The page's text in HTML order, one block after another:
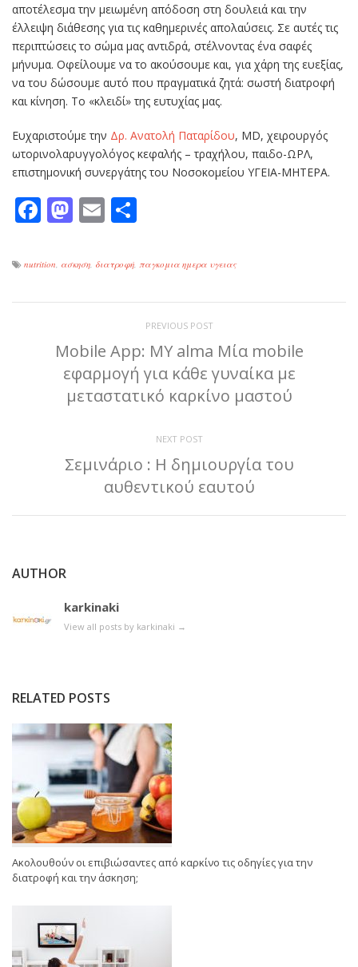
αποτέλεσμα την μειωμένη απόδοση στη δουλειά και την
έλλειψη διάθεσης για τις καθημερινές απολαύσεις. Σε αυτές τις
περιπτώσεις το σώμα μας αντιδρά, στέλνοντας ένα σαφές
μήνυμα. Οφείλουμε να το ακούσουμε και, για χάρη της ευεξίας,
να του δώσουμε αυτό που πραγματικά ζητά: σωστή διατροφή
και κίνηση. Το «κλειδί» της ευτυχίας μας.
Ευχαριστούμε την Δρ. Ανατολή Παταρίδου, MD, χειρουργός
ωτορινολαρυγγολόγος κεφαλής – τραχήλου, παιδο-ΩΡΛ,
επιστημονική συνεργάτης του Νοσοκομείου ΥΓΕΙΑ-ΜΗΤΕΡΑ.
Facebook
Mastodon
Email
nutrition, ασκηση, διατροφή, παγκομια ημερα υγειας
PREVIOUS POST
Mobile App: MY alma Μία mobile
εφαρμογή για κάθε γυναίκα με
μεταστατικό καρκίνο μαστού
NEXT POST
Σεμινάριο : Η δημιουργία του
αυθεντικού εαυτού
AUTHOR
karkinaki
View all posts by karkinaki →
RELATED POSTS
Ακολουθούν οι επιβιώσαντες από καρκίνο τις οδηγίες για την
διατροφή και την άσκηση;